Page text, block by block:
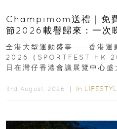
Champimom送禮｜免
節2026載譽歸來：一次
動、街舞比賽＋逾百運動
全港大型運動盛事——香港運
2026（SPORTFEST HK
日在灣仔香港會議展覽中心
3rd August, 2026 ｜ In